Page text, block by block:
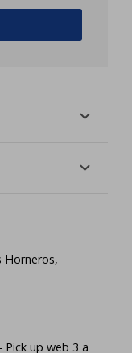
Horneros,
Pick up web 3 a